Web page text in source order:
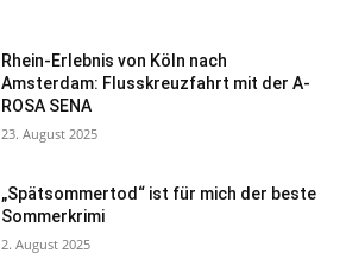
Rhein-Erlebnis von Köln nach
Amsterdam: Flusskreuzfahrt mit der A-
ROSA SENA
23. August 2025
„Spätsommertod“ ist für mich der beste
Sommerkrimi
2. August 2025